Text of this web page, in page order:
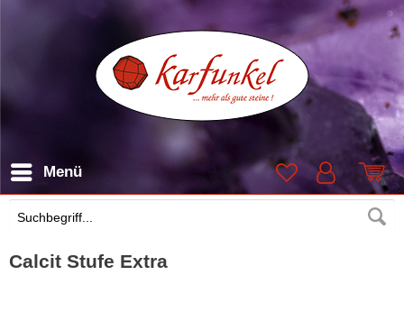
Suchen
Menü
Calcit Stufe Extra